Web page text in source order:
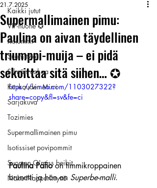
Kaikki jutut
VIP-huone ✪
Kolumnit
Suomitytöt
Silmänruokaa
Kuukauden Mirri
Sarjakuva
Tozimies
Supermallimainen pimu
Isotissiset povipommit
Suomen Q'miss beibit
Naku Naapurintyttö
Supermallimainen pimu:
Paulina on aivan täydellinen
triumppi-muija – ei pidä
sekoittaa sitä siihen… ✪
21.7.2025
https://vimeo.com/1103027322?
share=copy&fl=sv&fe=ci
Paulina Pafio on timmikroppainen
brunetti ja hän on Superbe-malli.